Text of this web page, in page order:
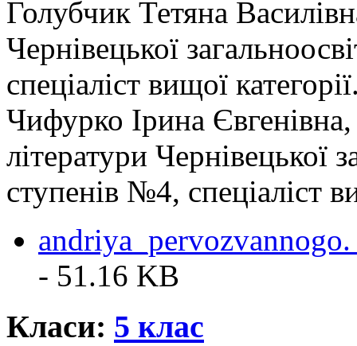
Голубчик Тетяна
Чернівецької
спеціаліст вищої
Чифурко Ірина Євгенівна,
літератури Чернівецької
ступенів №4, спеціаліст
- 51.16 KB
Класи: 5 клас